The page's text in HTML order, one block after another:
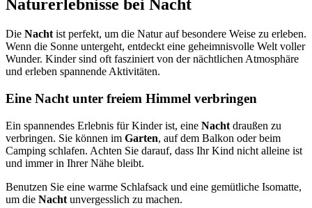
Naturerlebnisse bei Nacht
Die Nacht ist perfekt, um die Natur auf besondere Weise zu erleben.
Wenn die Sonne untergeht, entdeckt eine geheimnisvolle Welt voller
Wunder. Kinder sind oft fasziniert von der nächtlichen Atmosphäre
und erleben spannende Aktivitäten.
Eine Nacht unter freiem Himmel verbringen
Ein spannendes Erlebnis für Kinder ist, eine Nacht draußen zu
verbringen. Sie können im Garten, auf dem Balkon oder beim
Camping schlafen. Achten Sie darauf, dass Ihr Kind nicht alleine ist
und immer in Ihrer Nähe bleibt.
Benutzen Sie eine warme Schlafsack und eine gemütliche Isomatte,
um die Nacht unvergesslich zu machen.